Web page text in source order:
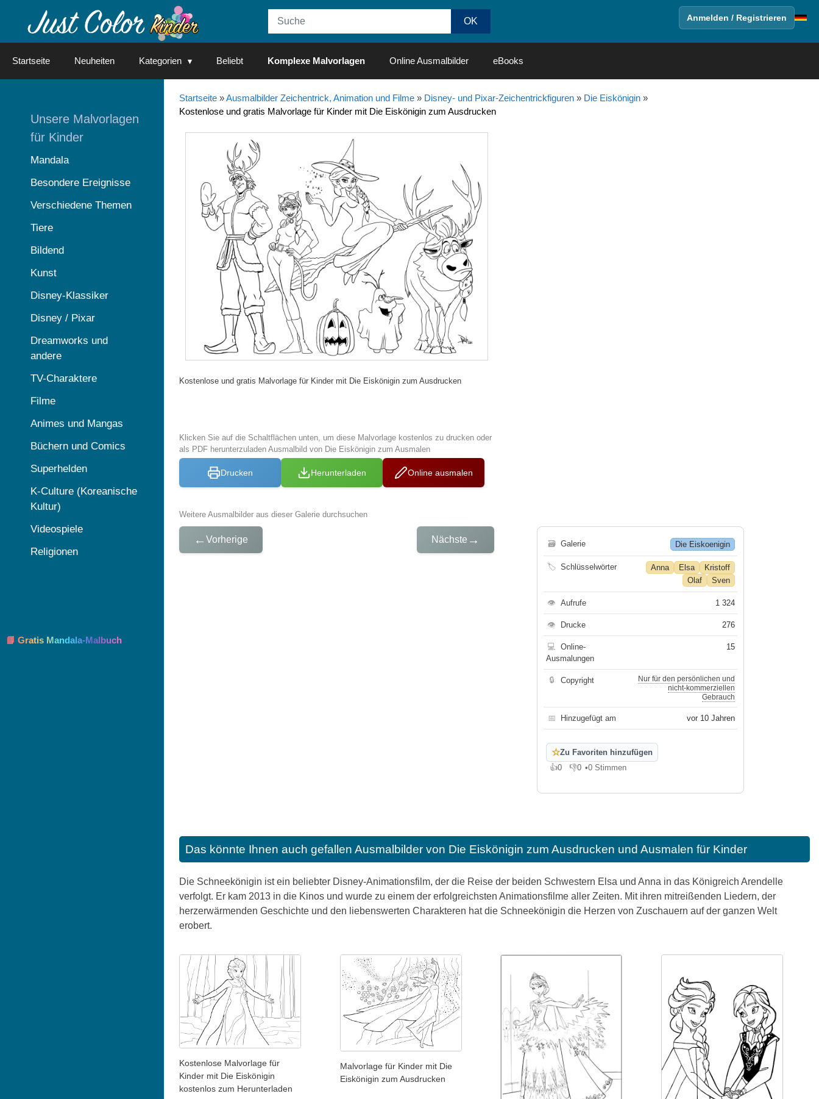
Anmelden / Registrieren
Startseite Neuheiten Kategorien Beliebt Komplexe Malvorlagen Online Ausmalbilder eBooks
Startseite»Ausmalbilder Zeichentrick, Animation und Filme» Disney- und Pixar-Zeichentrickfiguren» Die Eiskönigin»
Kostenlose und gratis Malvorlage für Kinder mit Die Eiskönigin zum Ausdrucken
Kostenlose und gratis Malvorlage für Kinder mit Die Eiskönigin zum Ausdrucken
Klicken Sie auf die Schaltflächen unten, um diese Malvorlage kostenlos zu drucken oder
als PDF herunterzuladen Ausmalbild von Die Eiskönigin zum Ausmalen
Drucken Herunterladen Online ausmalen
Weitere Ausmalbilder aus dieser Galerie durchsuchen
← Vorherige Nächste → 🗃 Galerie Die Eiskoenigin
🏷 Schlüsselwörter Anna Elsa
Kristoff
Olaf
Sven
👁 Aufrufe 1 324
👁 Drucke 276
💻
Online-
Ausmalungen
15
🔒 Copyright
Nur für den persönlichen und
nicht-kommerziellen
Gebrauch
📅 Hinzugefügt am vor 10 Jahren
☆Zu Favoriten hinzufügen
👍0
Gefällt mir
👎0
Gefällt mir nicht
•0 Stimmen
Das könnte Ihnen auch gefallen Ausmalbilder von Die Eiskönigin zum Ausdrucken und Ausmalen für Kinder
Die Schneekönigin ist ein beliebter Disney-Animationsfilm, der die Reise der beiden Schwestern Elsa und Anna in das Königreich Arendelle
verfolgt. Er kam 2013 in die Kinos und wurde zu einem der erfolgreichsten Animationsfilme aller Zeiten. Mit ihren mitreißenden Liedern, der
herzerwärmenden Geschichte und den liebenswerten Charakteren hat die Schneekönigin die Herzen von Zuschauern auf der ganzen Welt
erobert.
Kostenlose Malvorlage für
Kinder mit Die Eiskönigin
kostenlos zum Herunterladen
Malvorlage für Kinder mit Die
Eiskönigin zum Ausdrucken
Unsere Malvorlagen
für Kinder
Mandala
Besondere Ereignisse
Verschiedene Themen
Tiere
Bildend
Kunst
Disney-Klassiker
Disney / Pixar
Dreamworks und
andere
TV-Charaktere
Filme
Animes und Mangas
Büchern und Comics
Superhelden
K-Culture (Koreanische
Kultur)
Videospiele
Religionen
📘 Gratis Mandala-Malbuch